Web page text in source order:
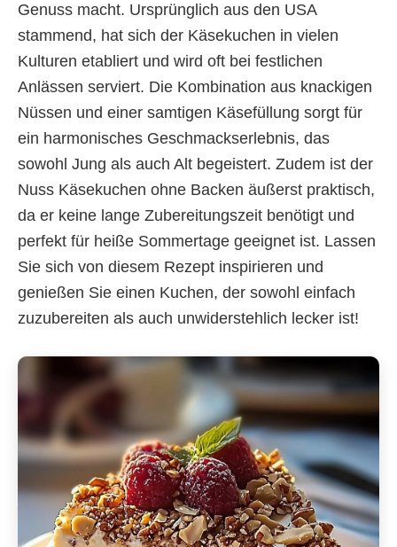
Genuss macht. Ursprünglich aus den USA
stammend, hat sich der Käsekuchen in vielen
Kulturen etabliert und wird oft bei festlichen
Anlässen serviert. Die Kombination aus knackigen
Nüssen und einer samtigen Käsefüllung sorgt für
ein harmonisches Geschmackserlebnis, das
sowohl Jung als auch Alt begeistert. Zudem ist der
Nuss Käsekuchen ohne Backen äußerst praktisch,
da er keine lange Zubereitungszeit benötigt und
perfekt für heiße Sommertage geeignet ist. Lassen
Sie sich von diesem Rezept inspirieren und
genießen Sie einen Kuchen, der sowohl einfach
zuzubereiten als auch unwiderstehlich lecker ist!